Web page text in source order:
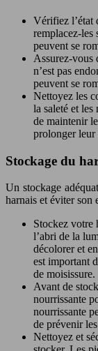
Vérifiez l’état
remplacez-les
peuvent se
Assurez-vous
n’est pas
peuvent se
Nettoyez les
la saleté et
de maintenir
prolonger leur
Stockage du
Un stockage
harnais et éviter son
Stockez votre
l’abri de la
décolorer et
est important
de moisissure.
Avant de
nourrissante
nourrissante
de prévenir
Nettoyez et